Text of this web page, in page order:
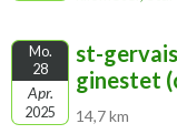
Mo.
28
Apr.
2025
st-
ginestet
14,7 km